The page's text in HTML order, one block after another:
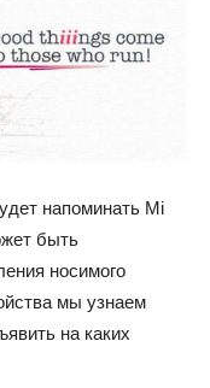
напоминать Mi
быть
носимого
мы узнаем
на каких